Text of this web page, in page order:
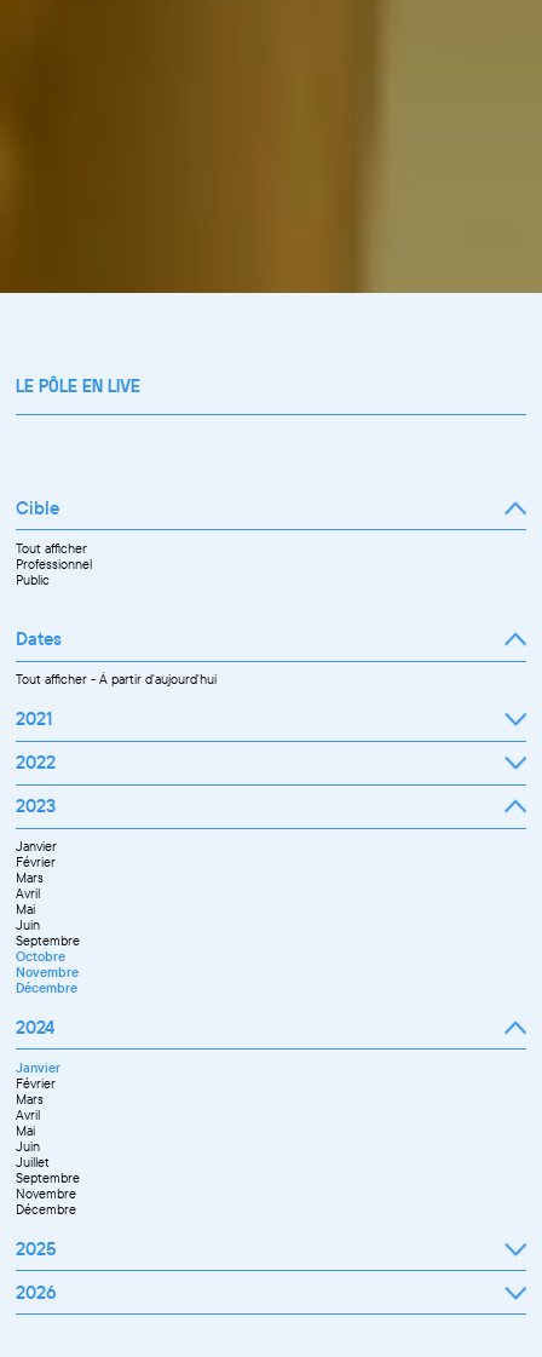
LE PÔLE EN LIVE
Cible
Tout afficher
Professionnel
Public
Dates
Tout afficher-À partir d'aujourd'hui
2021
Septembre
Novembre
Décembre
2022
Janvier
Mars
Avril
Mai
Juin
Juillet
Septembre
Octobre
Novembre
Décembre
2023
Janvier
Février
Mars
Avril
Mai
Juin
Septembre
Octobre
Novembre
Décembre
2024
Janvier
Février
Mars
Avril
Mai
Juin
Juillet
Septembre
Novembre
Décembre
2025
Janvier
Février
Mars
2026